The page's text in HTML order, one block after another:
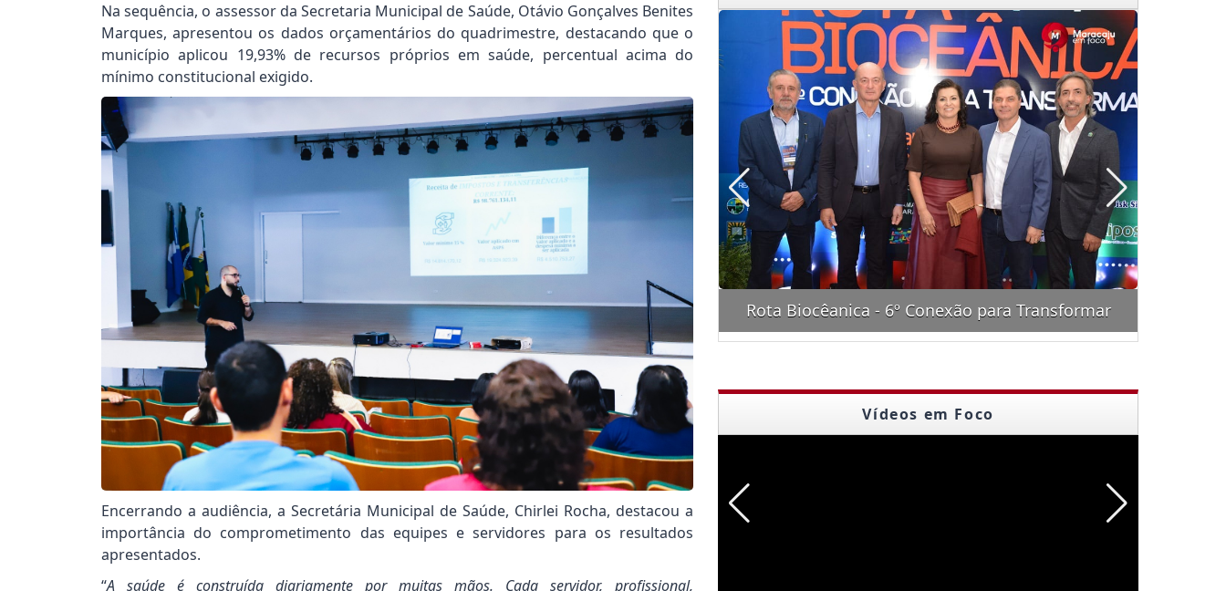
Na sequência, o assessor da Secretaria Municipal de Saúde, Otávio Gonçalves Benites
Marques, apresentou os dados orçamentários do quadrimestre, destacando que o
município aplicou 19,93% de recursos próprios em saúde, percentual acima do
mínimo constitucional exigido.
Encerrando a audiência, a Secretária Municipal de Saúde, Chirlei Rocha, destacou a
importância do comprometimento das equipes e servidores para os resultados
apresentados.
“A saúde é construída diariamente por muitas mãos. Cada servidor, profissional,
da Acácia Branca 2026 Encontro "Amigos do Portela" Rota Biocêanica - 6º Conexão para Transformar
Vídeos em Foco